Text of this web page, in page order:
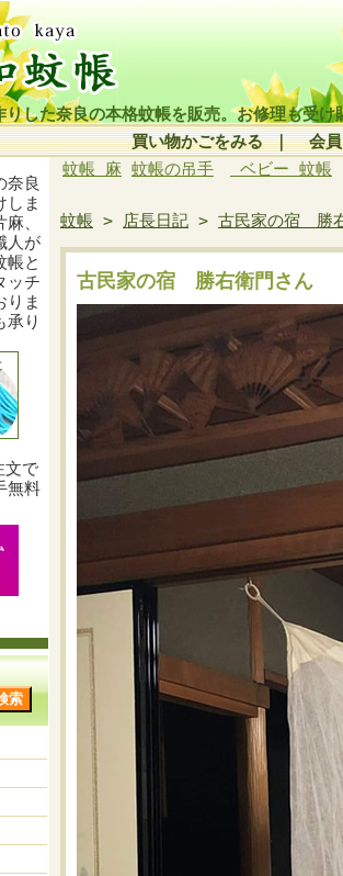
りした奈良の本格蚊帳を販売。お修理も受け
買い物かごをみる｜ 会
奈良
しま
、
人が
帳と
ッチ
りま
承り
文で
無料
蚊帳 麻 蚊帳の吊手 ベビー 蚊帳
蚊帳 > 店長日記 > 古民家の宿 勝
古民家の宿 勝右衛門さん